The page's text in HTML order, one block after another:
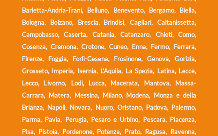
Barletta-Andria-Trani, Belluno, Benevento, Bergamo, Biella,
Bologna, Bolzano, Brescia, Brindisi, Cagliari, Caltanissetta,
Campobasso, Caserta, Catania, Catanzaro, Chieti, Como,
Cosenza, Cremona, Crotone, Cuneo, Enna, Fermo, Ferrara,
Firenze, Foggia, Forlì-Cesena, Frosinone, Genova, Gorizia,
Grosseto, Imperia, Isernia, L’Aquila, La Spezia, Latina, Lecce,
Lecco, Livorno, Lodi, Lucca, Macerata, Mantova, Massa-
Carrara, Matera, Messina, Milano, Modena, Monza e della
Brianza, Napoli, Novara, Nuoro, Oristano, Padova, Palermo,
Parma, Pavia, Perugia, Pesaro e Urbino, Pescara, Piacenza,
Pisa, Pistoia, Pordenone, Potenza, Prato, Ragusa, Ravenna,